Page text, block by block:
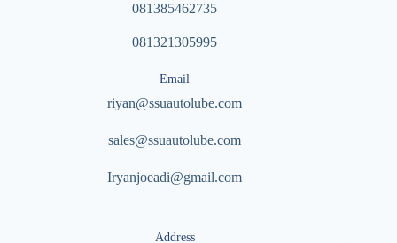
081385462735
081321305995
Email
riyan@ssuautolube.com
sales@ssuautolube.com
Iryanjoeadi@gmail.com
Address